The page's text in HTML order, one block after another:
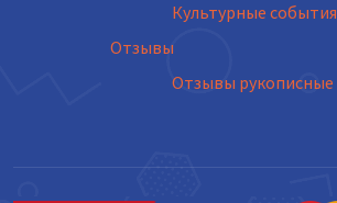
Культурные события
Отзывы
Отзывы рукописные